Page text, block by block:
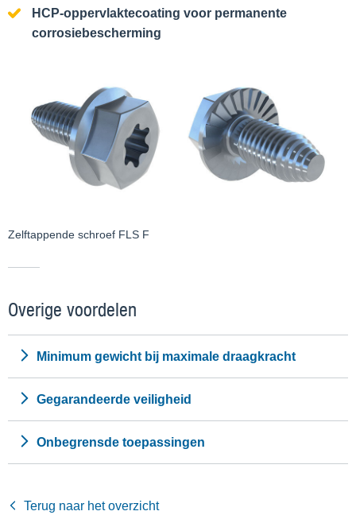
HCP-oppervlaktecoating voor permanente
corrosiebescherming
Zelftappende schroef FLS F
Overige voordelen
Minimum gewicht bij maximale draagkracht
Gegarandeerde veiligheid
Onbegrensde toepassingen
Terug naar het overzicht